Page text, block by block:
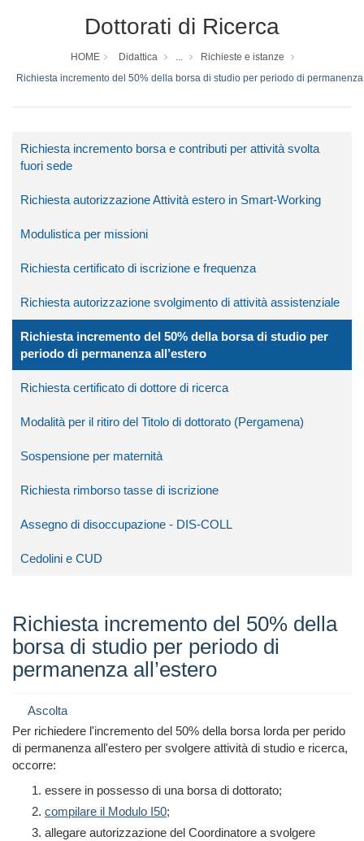
Dottorati di Ricerca
HOME Didattica ...
Richieste e istanze
Richiesta incremento del 50% della borsa di studio per periodo di permanenza
Richiesta incremento borsa e contributi per attività svolta
fuori sede
Richiesta autorizzazione Attività estero in Smart-Working
Modulistica per missioni
Richiesta certificato di iscrizione e frequenza
Richiesta autorizzazione svolgimento di attività assistenziale
Richiesta incremento del 50% della borsa di studio per
periodo di permanenza all’estero
Richiesta certificato di dottore di ricerca
Modalità per il ritiro del Titolo di dottorato (Pergamena)
Sospensione per maternità
Richiesta rimborso tasse di iscrizione
Assegno di disoccupazione - DIS-COLL
Cedolini e CUD
Richiesta incremento del 50% della
borsa di studio per periodo di
permanenza all’estero
Ascolta
Per richiedere l'incremento del 50% della borsa lorda per perido
di permanenza all'estero per svolgere attività di studio e ricerca,
occorre:
essere in possesso di una borsa di dottorato;
compilare il Modulo I50;
allegare autorizzazione del Coordinatore a svolgere